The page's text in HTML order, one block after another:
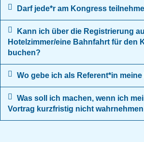
Darf jede*r am Kongress
Kann ich über die Registrierung
Hotelzimmer/eine Bahnfahrt für den
buchen?
Wo gebe ich als Referent*in
Was soll ich machen, wenn ich
Vortrag kurzfristig nicht